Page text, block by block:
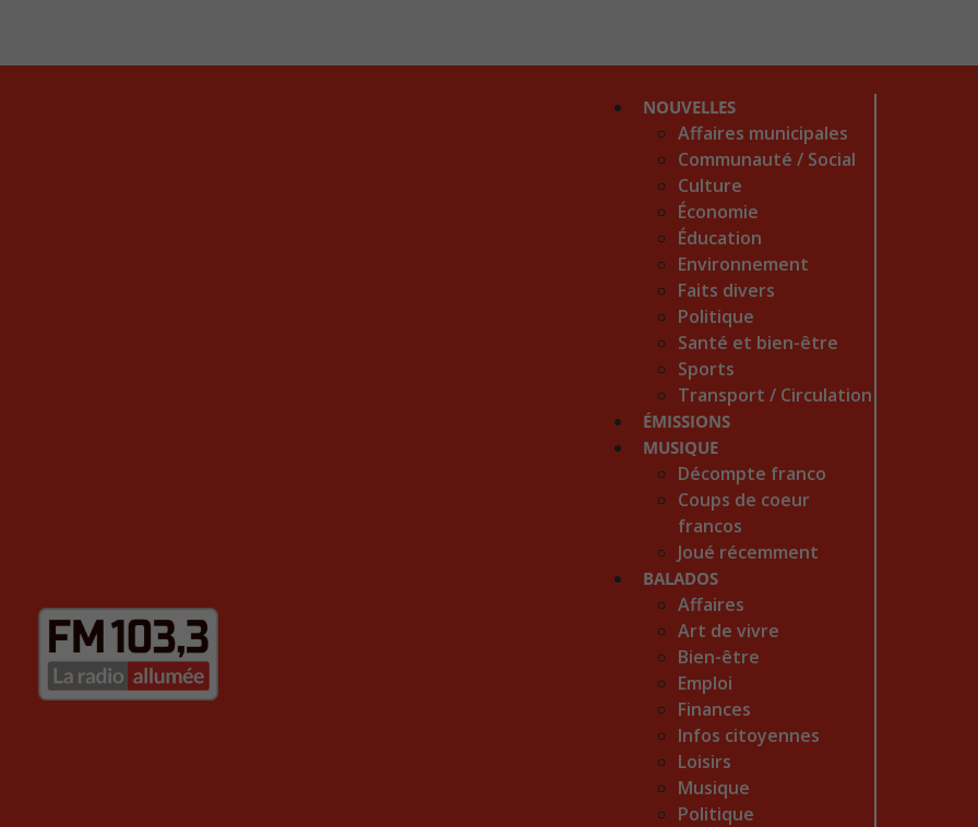
NOUVELLES
Affaires municipales
Communauté / Social
Culture
Économie
Éducation
Environnement
Faits divers
Politique
Santé et bien-être
Sports
Transport / Circulation
ÉMISSIONS
MUSIQUE
Décompte franco
Coups de coeur
francos
Joué récemment
BALADOS
Affaires
Art de vivre
Bien-être
Emploi
Finances
Infos citoyennes
Loisirs
Musique
Politique